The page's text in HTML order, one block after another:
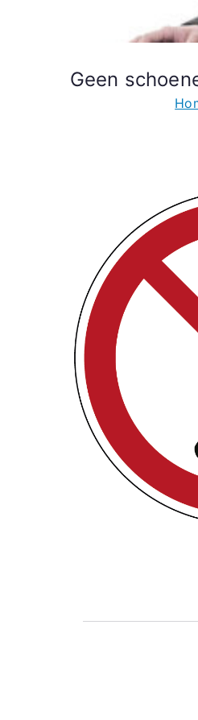
Geen